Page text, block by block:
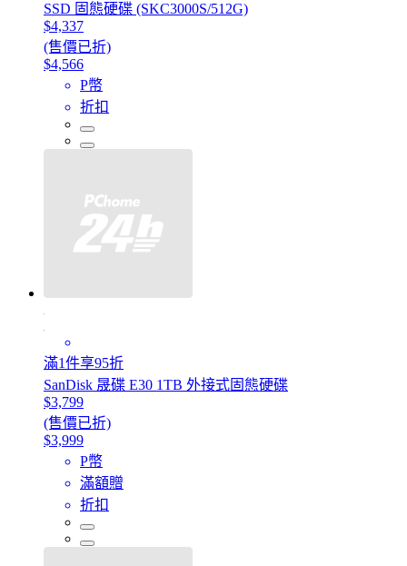
SSD 固態硬碟 (SKC3000S/512G)
$4,337
(售價已折)
$4,566
P幣
折扣
滿1件享95折
SanDisk 晟碟 E30 1TB 外接式固態硬碟
$3,799
(售價已折)
$3,999
P幣
滿額贈
折扣